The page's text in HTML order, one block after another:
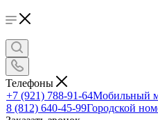
Телефоны
+7 (921) 788-91-64Мобильный
8 (812) 640-45-99Городской